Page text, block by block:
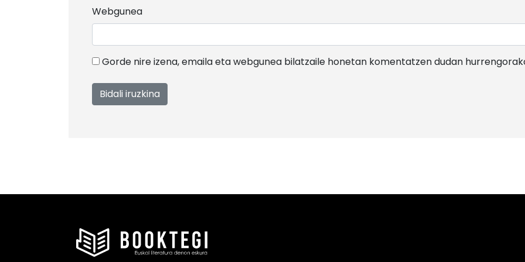
Webgunea
Gorde nire izena, emaila eta webgunea bilatzaile honetan komentatzen dudan